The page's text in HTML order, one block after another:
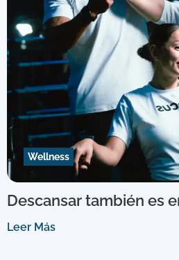
Wellness
Descansar también es
Leer Más